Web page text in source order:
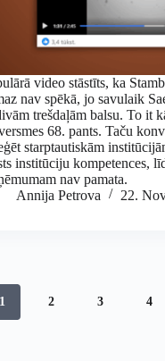
video stāstīts, ka
nav spēkā, jo savulaik
trešdaļām balsu. To it
68. pants. Taču
starptautiskām
institūciju kompetences,
nav pamata.
Annija Petrova
22.
1 2 3 4